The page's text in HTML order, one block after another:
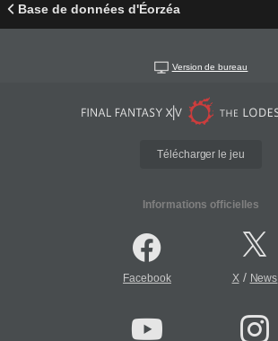
Base de données d'Éorzéa
Version de bureau
Télécharger le jeu
Informations officielles
Facebook X/ News